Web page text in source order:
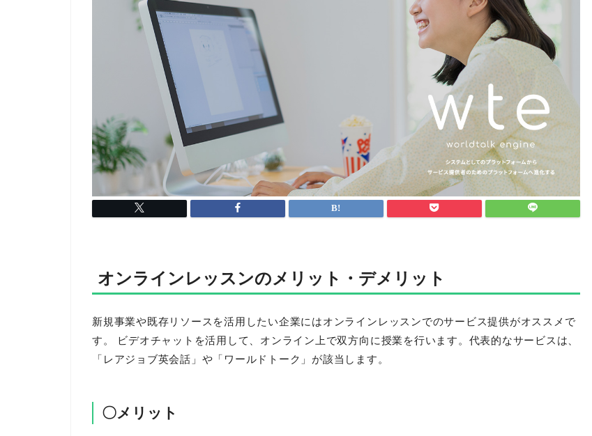
オンラインレッスンのメリット・デメリット
新規事業や既存リソースを活用したい企業にはオンラインレッスンでのサービス提供がオススメで
す。 ビデオチャットを活用して、オンライン上で双方向に授業を行います。代表的なサービスは、
「レアジョブ英会話」や「ワールドトーク」が該当します。
〇メリット